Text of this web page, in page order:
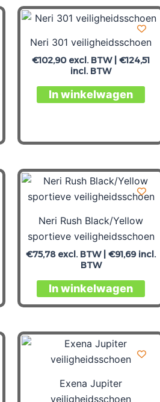
Neri 301 veiligheidsschoen
€102,90excl. BTW | €124,51
incl. BTW
In winkelwagen
Neri Rush Black/Yellow
sportieve veiligheidsschoen
€75,78excl. BTW | €91,69incl.
BTW
In winkelwagen
Exena Jupiter
veiligheidsschoen